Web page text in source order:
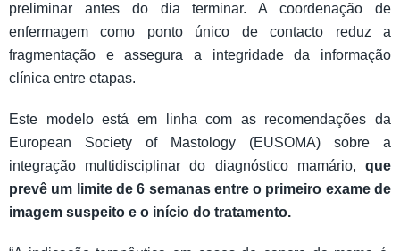
preliminar antes do dia terminar. A coordenação de
enfermagem como ponto único de contacto reduz a
fragmentação e assegura a integridade da informação
clínica entre etapas.
Este modelo está em linha com as recomendações da
European Society of Mastology (EUSOMA) sobre a
integração multidisciplinar do diagnóstico mamário, que
prevê um limite de 6 semanas entre o primeiro exame de
imagem suspeito e o início do tratamento.